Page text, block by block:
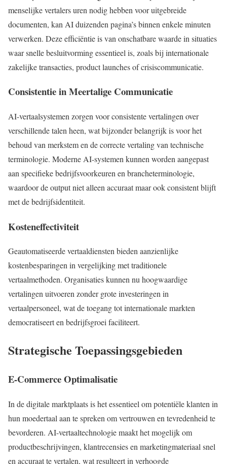
menselijke vertalers uren nodig hebben voor uitgebreide
documenten, kan AI duizenden pagina’s binnen enkele minuten
verwerken. Deze efficiëntie is van onschatbare waarde in situaties
waar snelle besluitvorming essentieel is, zoals bij internationale
zakelijke transacties, product launches of crisiscommunicatie.
Consistentie in Meertalige Communicatie
AI-vertaalsystemen zorgen voor consistente vertalingen over
verschillende talen heen, wat bijzonder belangrijk is voor het
behoud van merkstem en de correcte vertaling van technische
terminologie. Moderne AI-systemen kunnen worden aangepast
aan specifieke bedrijfsvoorkeuren en brancheterminologie,
waardoor de output niet alleen accuraat maar ook consistent blijft
met de bedrijfsidentiteit.
Kosteneffectiviteit
Geautomatiseerde vertaaldiensten bieden aanzienlijke
kostenbesparingen in vergelijking met traditionele
vertaalmethoden. Organisaties kunnen nu hoogwaardige
vertalingen uitvoeren zonder grote investeringen in
vertaalpersoneel, wat de toegang tot internationale markten
democratiseert en bedrijfsgroei faciliteert.
Strategische Toepassingsgebieden
E-Commerce Optimalisatie
In de digitale marktplaats is het essentieel om potentiële klanten in
hun moedertaal aan te spreken om vertrouwen en tevredenheid te
bevorderen. AI-vertaaltechnologie maakt het mogelijk om
productbeschrijvingen, klantrecensies en marketingmateriaal snel
en accuraat te vertalen, wat resulteert in verhoogde